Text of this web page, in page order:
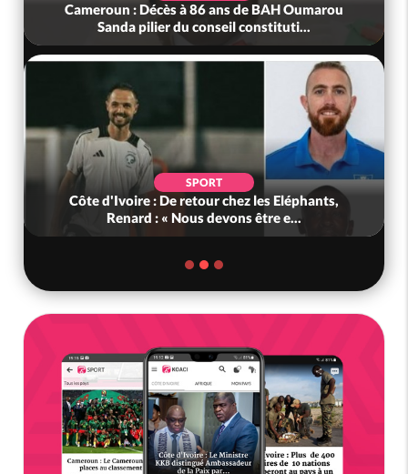
Cameroun : Décès à 86 ans de BAH Oumarou
Sanda pilier du conseil constituti...
SPORT
Côte d'Ivoire : De retour chez les Eléphants,
Renard : « Nous devons être e...